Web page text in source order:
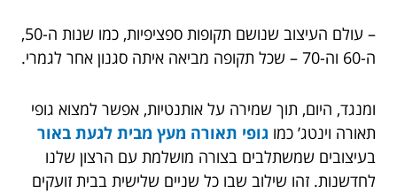
– עולם העיצוב שנושם תקופות ספציפיות, כמו שנות ה-50,
ה-60 וה-70 – שכל תקופה מביאה איתה סגנון אחר לגמרי.
ומנגד, היום, תוך שמירה על אותנטיות, אפשר למצוא גופי
תאורה וינטג’ כמו גופי תאורה מעץ מבית לגעת באור
בעיצובים שמשתלבים בצורה מושלמת עם הרצון שלנו
לחדשנות. זהו שילוב שבו כל שניים שלישית בבית זועקים